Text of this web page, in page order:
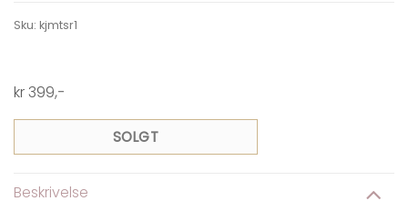
Sku: kjmtsr1
kr399,-
SOLGT
Beskrivelse